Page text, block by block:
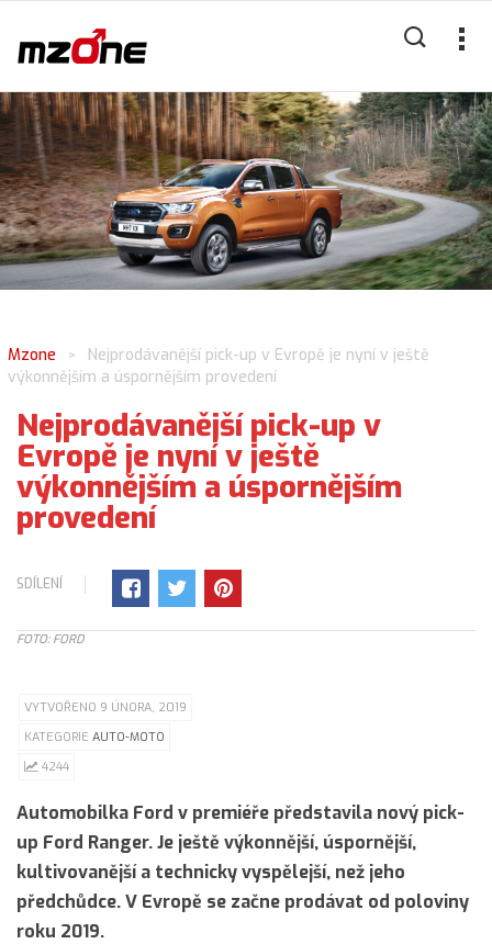
Mzone >
Nejprodávanější pick-up v Evropě je nyní v ještě
výkonnějším a úspornějším provedení
Nejprodávanější pick-up v
Evropě je nyní v ještě
výkonnějším a úspornějším
provedení
SDÍLENÍ
FOTO: FORD
VYTVOŘENO 9 ÚNORA, 2019
KATEGORIE AUTO-MOTO
4244
Automobilka Ford v premiéře představila nový pick-
up Ford Ranger. Je ještě výkonnější, úspornější,
kultivovanější a technicky vyspělejší, než jeho
předchůdce. V Evropě se začne prodávat od poloviny
roku 2019.